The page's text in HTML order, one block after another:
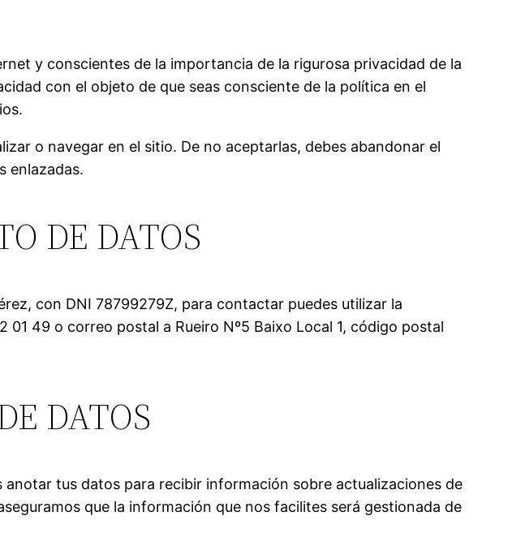
y conscientes de la importancia de la rigurosa privacidad de la
con el objeto de que seas consciente de la política en el
o navegar en el sitio. De no aceptarlas, debes abandonar el
enlazadas.
DE DATOS
con DNI 78799279Z, para contactar puedes utilizar la
01 49 o correo postal a Rueiro Nº5 Baixo Local 1, código postal
DATOS
tus datos para recibir información sobre actualizaciones de
que la información que nos facilites será gestionada de
cookies no
son
necesarias
para que
funcione la
Estadísticas
Para que
funcionalidad
de la web, en